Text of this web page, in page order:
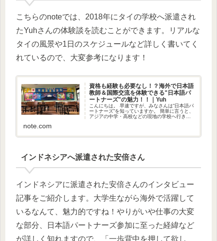
こちらのnoteでは、2018年にタイの学校へ派遣され
たYuhさんの体験談を読むことができます。リアルな
タイの風景や1日のスケジュールなど詳しく書いてく
れているので、大変参考になります！
資格も経験も必要なし！？海外で日本語
教師＆国際交流を体験できる"日本語パ
ートナーズ"の魅力！！｜Yuh
こんにちは。 早速ですが、みなさんは”日本語パ
ートナーズ”を知っていますか。 簡単に言うと、
アジアの中学・高校などの現地の学校へ行き、
note.com
インドネシアへ派遣された安倍さん
インドネシアに派遣された安倍さんのインタビュー
記事をご紹介します。大学生ながら海外で活躍して
いるなんて、魅力的ですね！やりがいや仕事の大変
な部分、日本語パートナーズ参加に至った経緯など
が詳しく知れますので、「一歩背中を押して欲し